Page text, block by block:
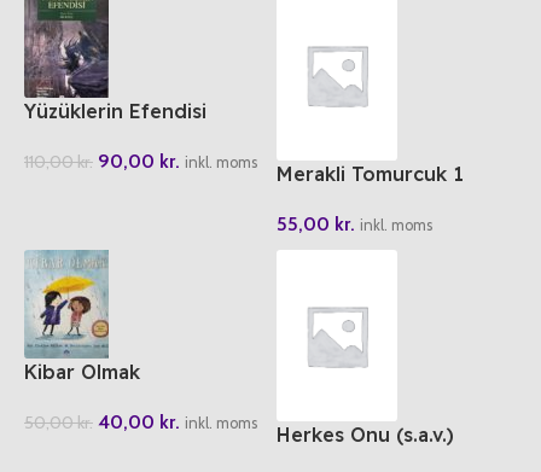
Yüzüklerin Efendisi
110,00kr. 90,00 kr. inkl. moms
Merakli Tomurcuk 1
55,00 kr. inkl. moms
Kibar Olmak
50,00kr. 40,00 kr. inkl. moms
Herkes Onu (s.a.v.)